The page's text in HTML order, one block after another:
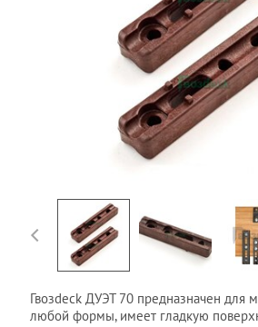
Гвозdeck ДУЭТ 70 предназначен для
любой формы, имеет гладкую